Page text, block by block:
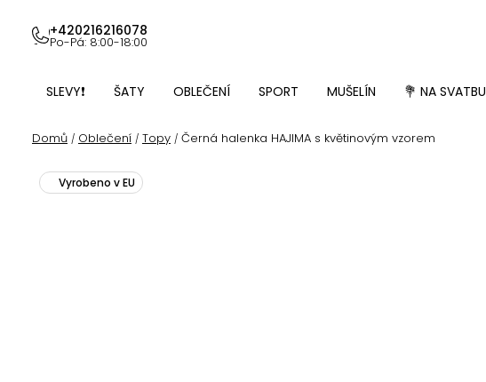
obsah
+420216216078
Po-Pá: 8:00-18:00
SLEVY❗ ŠATY OBLEČENÍ SPORT MUŠELÍN 💐 NA SVATBU
Domů / Oblečení / Topy / Černá halenka HAJIMA s květinovým vzorem
Vyrobeno v EU